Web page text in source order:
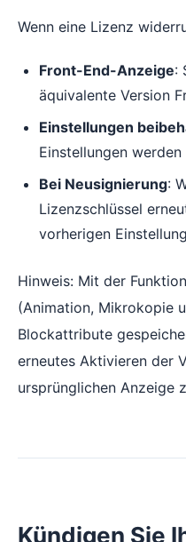
Wenn eine Lizenz
Front-End-Anzeige:
äquivalente Version
Einstellungen
Einstellungen
Bei Neusignierung:
Lizenzschlüssel
vorherigen
Hinweis: Mit der
(Animation, Mikrokopie
Blockattribute
erneutes Aktivieren der
ursprünglichen Anzeige
Kündigen Sie